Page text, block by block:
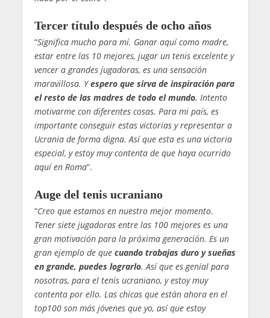
Tercer título después de ocho años
“Significa mucho para mí. Ganar aquí como madre,
estar entre las 10 mejores, jugar un tenis excelente y
vencer a grandes jugadoras, es una sensación
maravillosa. Yespero que sirva de inspiración para
el resto de las madres de todo el mundo. Intento
motivarme con diferentes cosas. Para mi país, es
importante conseguir estas victorias y representar a
Ucrania de forma digna. Así que esta es una victoria
especial, y estoy muy contenta de que haya ocurrido
aquí en Roma“.
Auge del tenis ucraniano
“Creo que estamos en nuestro mejor momento.
Tener siete jugadoras entre las 100 mejores es una
gran motivación para la próxima generación. Es un
gran ejemplo de quecuando trabajas duro y sueñas
en grande, puedes lograrlo. Así que es genial para
nosotras, para el tenis ucraniano, y estoy muy
contenta por ello. Las chicas que están ahora en el
top100 son más jóvenes que yo, así que estoy